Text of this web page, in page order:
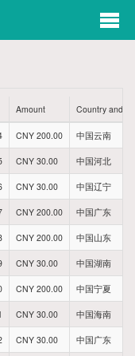
Amount Country and
CNY 200.00 中国云南
CNY 30.00 中国河北
CNY 30.00 中国辽宁
CNY 200.00 中国广东
CNY 200.00 中国山东
CNY 30.00 中国湖南
CNY 200.00 中国宁夏
CNY 30.00 中国海南
CNY 30.00 中国广东